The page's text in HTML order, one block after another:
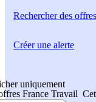
Rechercherdes offres
uniquement
France Travail
Créer une alerte